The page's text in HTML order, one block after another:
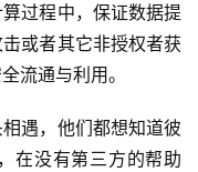
过程中，保证数据提
或者其它非授权者获
流通与利用。
遇，他们都想知道彼
在没有第三方的帮助